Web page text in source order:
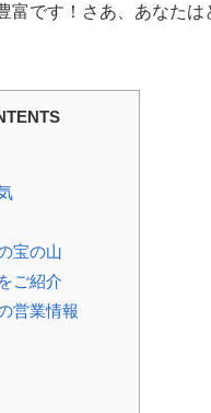
富です！さあ、あなたは
宝の山
ご紹介
営業情報